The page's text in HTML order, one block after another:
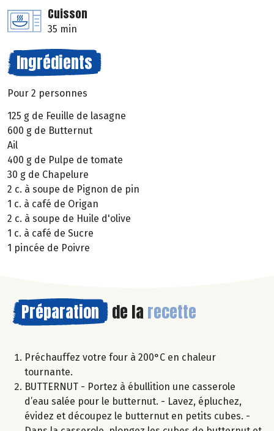
Cuisson
35 min
Ingrédients
Pour 2 personnes
125 g de Feuille de lasagne
600 g de Butternut
Ail
400 g de Pulpe de tomate
30 g de Chapelure
2 c. à soupe de Pignon de pin
1 c. à café de Origan
2 c. à soupe de Huile d'olive
1 c. à café de Sucre
1 pincée de Poivre
Préparation de la recette
Préchauffez votre four à 200°C en chaleur
tournante.
BUTTERNUT - Portez à ébullition une casserole
d’eau salée pour le butternut. - Lavez, épluchez,
évidez et découpez le butternut en petits cubes. -